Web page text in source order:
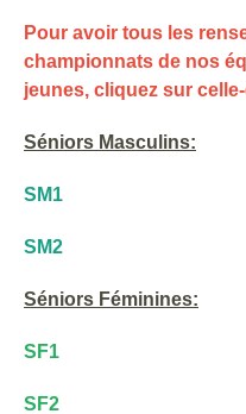
Pour avoir tous les
championnats de nos
jeunes, cliquez sur
Séniors Masculins:
SM1
SM2
Séniors Féminines:
SF1
SF2